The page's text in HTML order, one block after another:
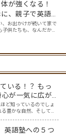
が強くなる！
、親子で英語ヨ
youtube動画」
、お出かけが続いて家で
子供たちも、なんだか疲
」を紹介します…
いる！？ もっ
が一気に広が
」日本編
ど知っているのでしょ
豊かな自然、そしてそ
英語塾への５つ